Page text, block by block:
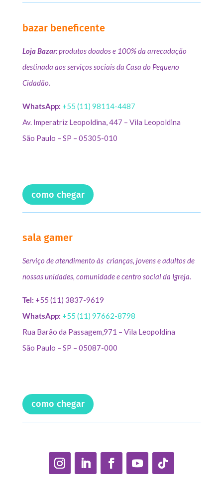
bazar beneficente
Loja Bazar:produtos doados e 100% da arrecadação
destinada aos serviços sociais da Casa do Pequeno
Cidadão.
WhatsApp: +55 (11) 98114-4487
Av. Imperatriz Leopoldina, 447 – Vila Leopoldina
São Paulo – SP – 05305-010
como chegar
sala gamer
Serviço de atendimento às crianças, jovens e adultos de
nossas unidades, comunidade e centro social da Igreja.
Tel: +55 (11) 3837-9619
WhatsApp: +55 (11) 97662-8798
Rua Barão da Passagem,971 – Vila Leopoldina
São Paulo – SP – 05087-000
como chegar